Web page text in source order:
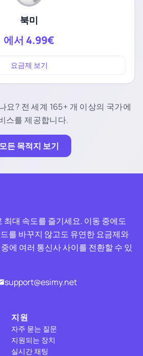
북미
에서 4.99€
요금제 보기
요? 전 세계 165+ 개 이상의 국가에
스를 제공합니다.
모든 목적지 보기
최대 속도를 즐기세요. 이동 중에도
를 바꾸지 않고도 유연한 요금제와
에 여러 통신사 사이를 전환할 수 있
support@esimy.net
지원
자주 묻는 질문
지원되는 장치
실시간 채팅